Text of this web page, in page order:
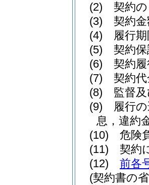
(2)
契約
(3)
契約
(4)
履行
(5)
契約
(6)
契約
(7)
契約
(8)
監督
(9)
履行
息，違約
(10)
危険
(11)
契約
(12)
前各
(契約書の